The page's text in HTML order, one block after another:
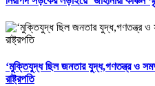
‘মুক্তিযুদ্ধ ছিল জনতার যুদ্ধ,গণতন্ত্র ও
রাষ্ট্রপতি